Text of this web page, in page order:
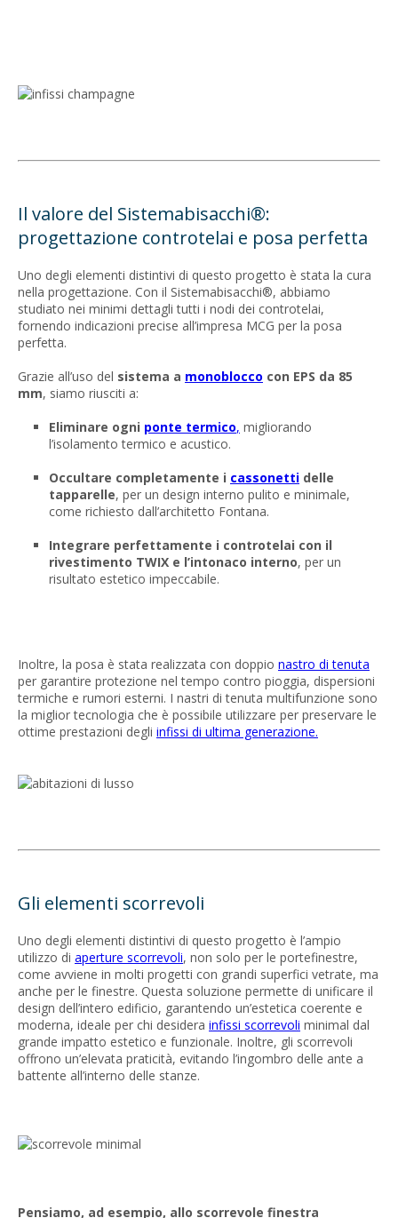
Il valore del Sistemabisacchi®:
progettazione controtelai e posa perfetta
Uno degli elementi distintivi di questo progetto è stata la cura
nella progettazione. Con il Sistemabisacchi®, abbiamo
studiato nei minimi dettagli tutti i nodi dei controtelai,
fornendo indicazioni precise all’impresa MCG per la posa
perfetta.
Grazie all’uso del sistema a monoblocco con EPS da 85
mm, siamo riusciti a:
Eliminare ogni ponte termico, migliorando
l’isolamento termico e acustico.
Occultare completamente i cassonetti delle
tapparelle, per un design interno pulito e minimale,
come richiesto dall’architetto Fontana.
Integrare perfettamente i controtelai con il
rivestimento TWIX e l’intonaco interno, per un
risultato estetico impeccabile.
Inoltre, la posa è stata realizzata con doppio nastro di tenuta
per garantire protezione nel tempo contro pioggia, dispersioni
termiche e rumori esterni. I nastri di tenuta multifunzione sono
la miglior tecnologia che è possibile utilizzare per preservare le
ottime prestazioni degli infissi di ultima generazione.
Gli elementi scorrevoli
Uno degli elementi distintivi di questo progetto è l’ampio
utilizzo di aperture scorrevoli, non solo per le portefinestre,
come avviene in molti progetti con grandi superfici vetrate, ma
anche per le finestre. Questa soluzione permette di unificare il
design dell’intero edificio, garantendo un’estetica coerente e
moderna, ideale per chi desidera infissi scorrevoli minimal dal
grande impatto estetico e funzionale. Inoltre, gli scorrevoli
offrono un’elevata praticità, evitando l’ingombro delle ante a
battente all’interno delle stanze.
Pensiamo, ad esempio, allo scorrevole finestra